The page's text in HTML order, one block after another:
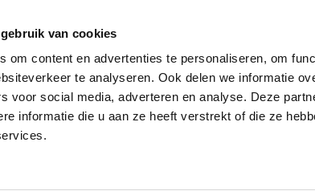
van cookies
om content en advertenties te personaliseren, om
te analyseren. Ook delen we informatie
voor social media, adverteren en analyse. Deze
informatie die u aan ze heeft verstrekt of die ze